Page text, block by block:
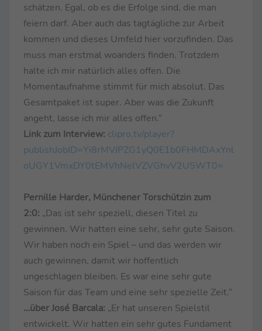
schätzen. Egal, ob es die Erfolge sind, die man
feiern darf. Aber auch das tagtägliche zur Arbeit
kommen und dieses Umfeld hier vorzufinden. Das
muss man erstmal woanders finden. Trotzdem
halte ich mir natürlich alles offen. Die
Momentaufnahme stimmt für mich absolut. Das
Gesamtpaket ist super. Aber was die Zukunft
angeht, lasse ich mir alles offen.“
Link zum Interview: clipro.tv/player?
publishJobID=Yi8rMVJPZG1yQ0E1b0FHMDAxYnl
oUGY1VmxDY0tEMVhNelVZVGhvV2U5WT0=
Pernille Harder, Münchener Torschützin zum
2:0: „Das ist sehr speziell, diesen Titel zu
gewinnen. Wir hatten eine sehr, sehr gute Saison.
Wir haben noch ein Spiel – und das werden wir
auch gewinnen, damit wir hoffentlich
ungeschlagen bleiben. Es war eine sehr gute
Saison für das Team und eine sehr spezielle Zeit.“
…über José Barcala: „Er hat unseren Spielstil
entwickelt. Wir hatten ein sehr gutes Fundament